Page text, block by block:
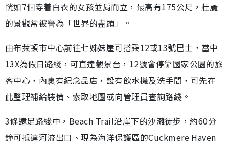
恍如7個穿着白衣的女孩並肩而立，最高有175公尺，壯麗
的景觀常被譽為「世界的盡頭」。
由布萊頓市中心前往七姊妹崖可搭乘12或13號巴士，當中
13X為假日路綫，可直達觀景台，12號會停靠國家公園的旅
客中心，內裏有紀念品店，設有飲水機及洗手間，可先在
此整理補給裝備、索取地圖或向管理員查詢路綫。
3條遠足路綫中，Beach Trail沿崖下的沙灘徒步，約60分
鐘可抵達河流出口、現為海洋保護區的Cuckmere Haven